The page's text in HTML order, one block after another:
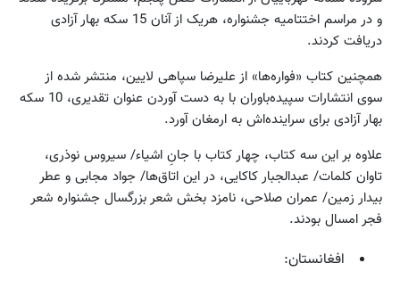
و در مراسم اختتامیه جشنواره، هریک از آنان 15 سکه بهار آزادی
دریافت کردند.
همچنین کتاب «فواره‌ها» از علیرضا سپاهی لایین، منتشر شده از
سوی انتشارات سپیده‌باوران با به دست آوردن عنوان تقدیری، 10 سکه
بهار آزادی برای سراینده‌اش به ارمغان آورد.
علاوه بر این سه کتاب، چهار کتاب با جانِ اشیاء/ سیروس نوذری،
تاوان کلمات/ عبدالجبار کاکایی، در این اتاق‌ها/ جواد مجابی و عطر
بیدار زمین/ عمران صلاحی، نامزد بخش شعر بزرگسال جشنواره شعر
فجر امسال بودند.
افغانستان: